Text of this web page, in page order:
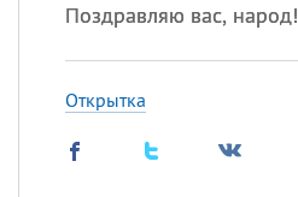
Поздравляю вас, народ!
Открытка